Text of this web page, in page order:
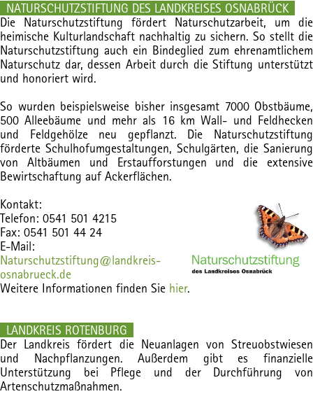
NATURSCHUTZSTIFTUNG DES LANDKREISES OSNABRÜCK
Die Naturschutzstiftung fördert Naturschutzarbeit, um die
heimische Kulturlandschaft nachhaltig zu sichern. So stellt die
Naturschutzstiftung auch ein Bindeglied zum ehrenamtlichem
Naturschutz dar, dessen Arbeit durch die Stiftung unterstützt
und honoriert wird.
So wurden beispielsweise bisher insgesamt 7000 Obstbäume,
500 Alleebäume und mehr als 16 km Wall- und Feldhecken
und Feldgehölze neu gepflanzt. Die Naturschutzstiftung
förderte Schulhofumgestaltungen, Schulgärten, die Sanierung
von Altbäumen und Erstaufforstungen und die extensive
Bewirtschaftung auf Ackerflächen.
Kontakt:
Telefon: 0541 501 4215
Fax: 0541 501 44 24
E-Mail:
Naturschutzstiftung@landkreis-
osnabrueck.de
Weitere Informationen finden Sie hier.
LANDKREIS ROTENBURG
Der Landkreis fördert die Neuanlagen von Streuobstwiesen
und Nachpflanzungen. Außerdem gibt es finanzielle
Unterstützung bei Pflege und der Durchführung von
Artenschutzmaßnahmen.